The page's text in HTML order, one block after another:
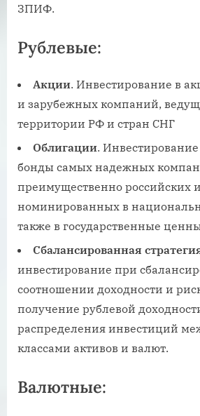
ЗПИФ.
Рублевые:
Акции. Инвестирование в
и зарубежных компаний,
территории РФ и стран СНГ
Облигации.
бонды самых надежных
преимущественно российских и
номинированных в
также в государственные
Сбалансированная
инвестирование при
соотношении доходности и
получение рублевой
распределения инвестиций
классами активов и валют.
Валютные: